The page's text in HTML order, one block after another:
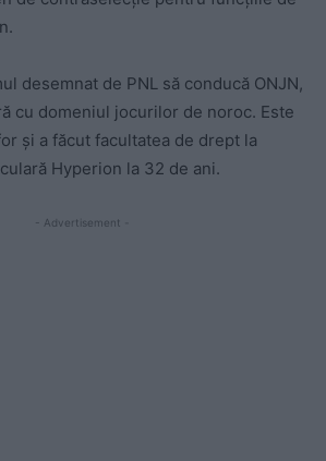
desemnat de PNL să conducă ONJN,
cu domeniul jocurilor de noroc. Este
și a făcut facultatea de drept la
Hyperion la 32 de ani.
- Advertisement -